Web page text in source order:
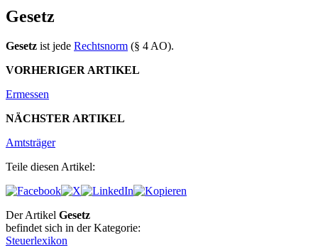
Gesetz
Gesetz ist jede Rechtsnorm (§ 4 AO).
VORHERIGER ARTIKEL
Ermessen
NÄCHSTER ARTIKEL
Amtsträger
Teile diesen Artikel:
Der Artikel Gesetz
befindet sich in der Kategorie:
Steuerlexikon